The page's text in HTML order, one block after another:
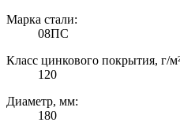
Марка стали:
08ПС
Класс цинкового покрытия, г/
120
Диаметр, мм:
180